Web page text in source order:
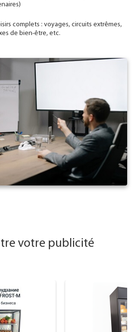
complets : voyages, circuits extrêmes,
de bien-être, etc.
votre publicité